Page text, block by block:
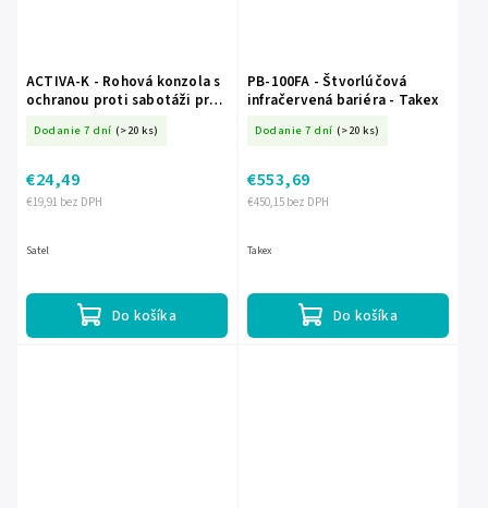
ACTIVA-K - Rohová konzola s
ochranou proti sabotáži pre
Dodanie 7 dní (>20 ks)
€19,91 bez DPH
€24,49
Do košíka
Satel
PB-100FA - Štvorlúčová
infračervená bariéra - Takex
Dodanie 7 dní (>20 ks)
€450,15 bez DPH
€553,69
Do košíka
Takex